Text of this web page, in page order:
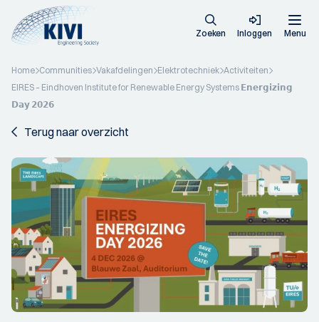
Zoeken Inloggen Menu
Home Communities Vakafdelingen Elektrotechniek Activiteiten
EIRES – Eindhoven Institute for Renewable Energy Systems 𝗘𝗻𝗲𝗿𝗴𝗶𝘇𝗶𝗻𝗴
𝗗𝗮𝘆 𝟮𝟬𝟮𝟲
Terug naar overzicht